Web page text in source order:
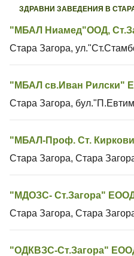
ЗДРАВНИ ЗАВЕДЕНИЯ В
"МБАЛ Ниамед"ООД,
Стара Загора,
"МБАЛ св.Иван Рилски"
Стара Загора,
"МБАЛ-Проф. Ст.
Стара Загора, Стара
"МДОЗС- Ст.Загора"
Стара Загора, Стара
"ОДКВЗС-Ст.Загора"